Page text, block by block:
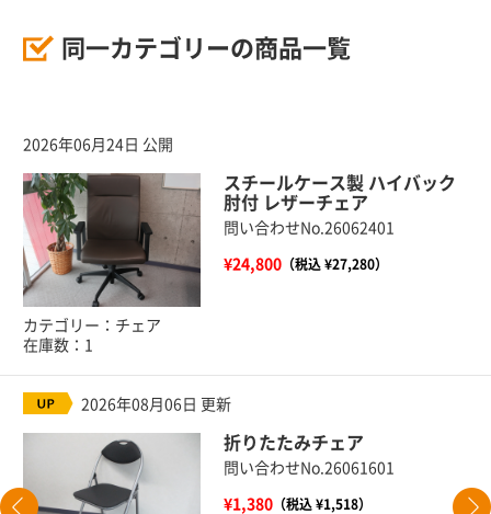
同一カテゴリーの商品一覧
2026年06月24日 公開
スチールケース製 ハイバック
肘付 レザーチェア
問い合わせNo.26062401
¥24,800（税込 ¥27,280）
カテゴリー：チェア
在庫数：1
2026年08月06日 更新
折りたたみチェア
問い合わせNo.26061601
¥1,380（税込 ¥1,518）